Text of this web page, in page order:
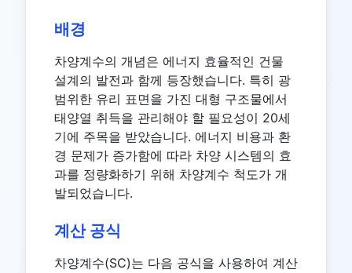
배경
차양계수의 개념은 에너지 효율적인 건물
설계의 발전과 함께 등장했습니다. 특히 광
범위한 유리 표면을 가진 대형 구조물에서
태양열 취득을 관리해야 할 필요성이 20세
기에 주목을 받았습니다. 에너지 비용과 환
경 문제가 증가함에 따라 차양 시스템의 효
과를 정량화하기 위해 차양계수 척도가 개
발되었습니다.
계산 공식
차양계수(SC)는 다음 공식을 사용하여 계산